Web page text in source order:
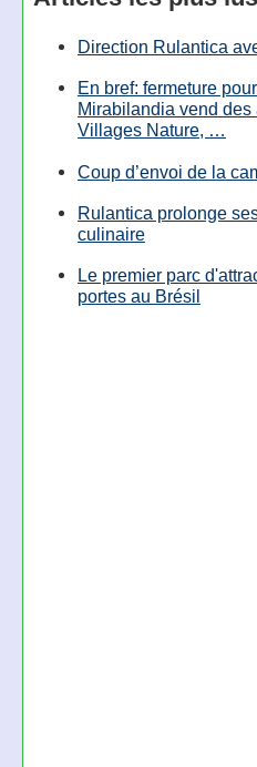
Direction Rulantica
En bref: fermeture
Mirabilandia vend
Villages Nature, …
Coup d’envoi de la
Rulantica prolonge
culinaire
Le premier parc
portes au Brésil